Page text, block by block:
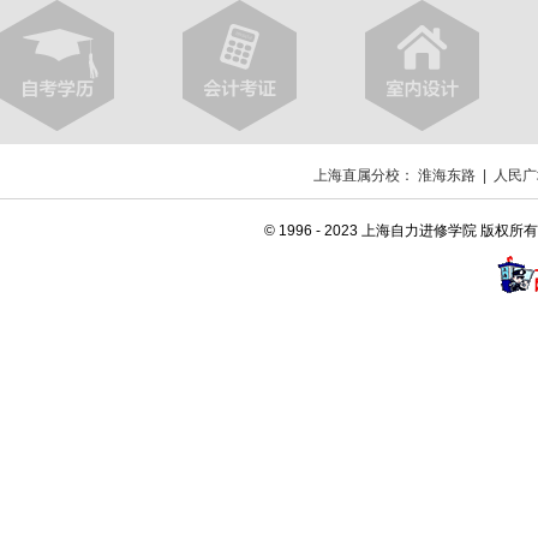
上海直属分校： 淮海东路 人民
© 1996 - 2023 上海自力进修学院 版权所